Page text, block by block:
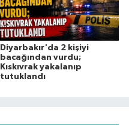
Diyarbakır'da 2 kişiyi
bacağından vurdu;
Kıskıvrak yakalanıp
tutuklandı